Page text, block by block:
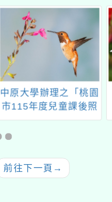
中原大學辦理之「桃園
市115年度兒童課後照
顧服務人員180小時專
前往下一頁 →